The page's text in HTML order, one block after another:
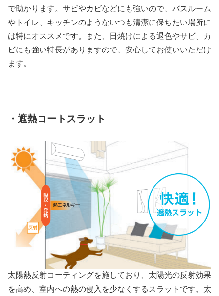
で助かります。サビやカビなどにも強いので、バスルーム
やトイレ、キッチンのようないつも清潔に保ちたい場所に
は特にオススメです。また、日焼けによる退色やサビ、カ
ビにも強い特長がありますので、安心してお使いいただけ
ます。
・遮熱コートスラット
太陽熱反射コーティングを施しており、太陽光の反射効果
を高め、室内への熱の侵入を少なくするスラットです。太